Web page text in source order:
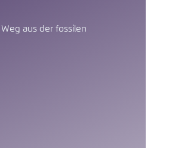
aus der fossilen